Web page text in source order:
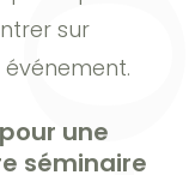
sur
une
séminaire